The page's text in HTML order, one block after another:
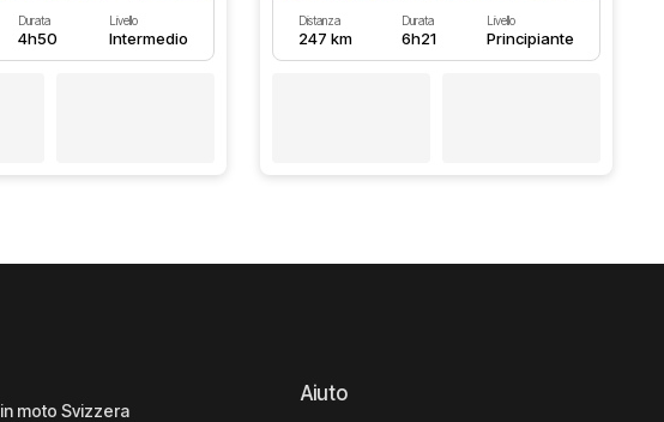
Durata
4h50
Livello
Intermedio
Distanza
247 km
Durata
6h21
Livello
Principiante
moto Svizzera
Aiuto